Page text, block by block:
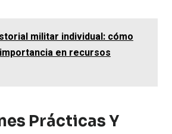
militar individual: cómo
en recursos
Prácticas Y